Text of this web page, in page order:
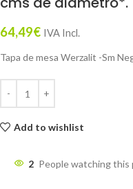
64,49€ IVA Incl.
Tapa de mesa Werzalit -Sm
Add to wishlist
2 People watching this